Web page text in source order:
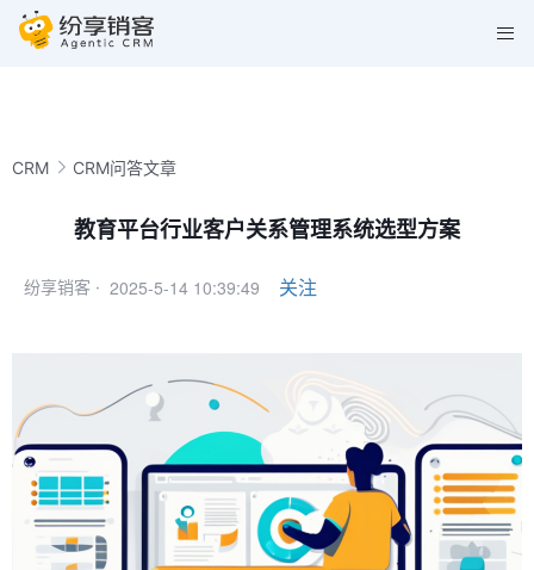
CRM CRM问答文章
教育平台行业客户关系管理系统选型方案
纷享销客 · 2025-5-14 10:39:49 关注